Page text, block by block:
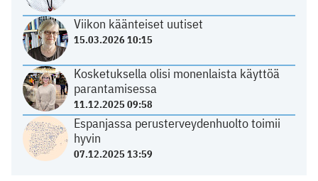
Viikon käänteiset uutiset
15.03.2026 10:15
Kosketuksella olisi monenlaista käyttöä
parantamisessa
11.12.2025 09:58
Espanjassa perusterveydenhuolto toimii
hyvin
07.12.2025 13:59